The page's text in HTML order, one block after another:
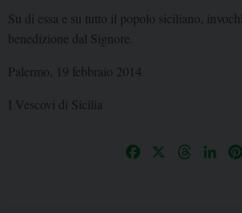
Su di essa e su tutto il popolo siciliano,
benedizione dal Signore.
Palermo, 19 febbraio 2014
I Vescovi di Sicilia